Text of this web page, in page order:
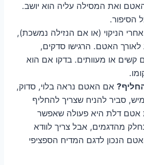
ואת המסילה עליה הוא יושב.
הסיפור.
אחרי הניקוי (או אם הנזילה נמשכת),
לאורך האטם. הרגישו סדקים,
קשים או מעוותים. בדקו אם הוא
אם האטם נראה בלוי, סדוק,
סביר להניח שצריך להחליף
אטם דלת היא פעולה שאפשר
מהדגמים, אבל צריך לוודא
הנכון לדגם המדיח הספציפי